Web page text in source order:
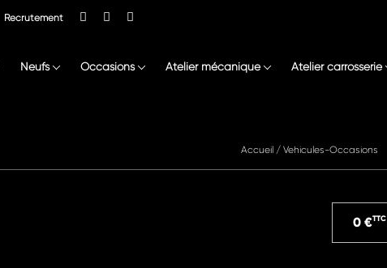
Recrutement
Neufs Occasions Atelier mécanique Atelier carrosserie
Accueil/ Vehicules-Occasions
0 €TTC